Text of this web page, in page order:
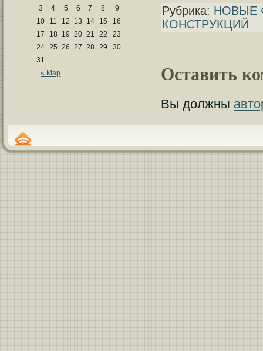
« Мар
3
4 5 6 7 8
9
10
11 12 13 14 15
16
17
18 19 20 21 22
23
24 25 26 27 28 29
30
31
Рубрика: НОВЫЕ
КОНСТРУКЦИЙ
Оставить
Вы должны